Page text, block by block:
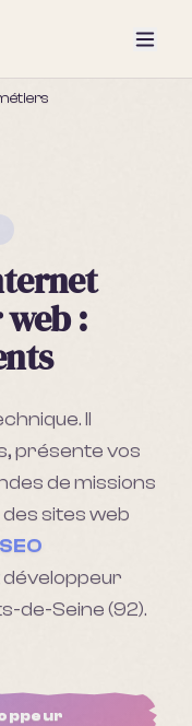
:
Il
présente vos
de missions
sites web
SEO
développeur
de-Seine (92).